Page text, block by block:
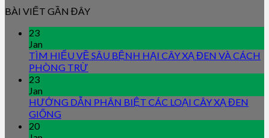
BÀI VIẾT GẦN ĐÂY
23
Jan
TÌM HIỂU VỀ SÂU BỆNH HẠI CÂY XẠ ĐEN VÀ CÁCH
PHÒNG TRỪ
23
Jan
HƯỚNG DẪN PHÂN BIỆT CÁC LOẠI CÂY XẠ ĐEN
GIỐNG
20